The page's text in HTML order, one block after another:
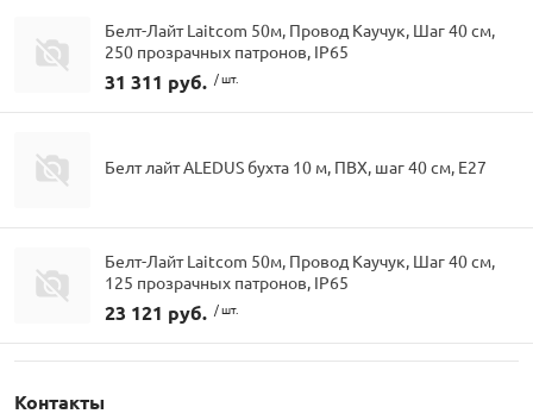
Белт-Лайт Laitcom 50м, Провод Каучук, Шаг 40 см,
250 прозрачных патронов, IP65
31 311 руб. / шт.
Белт лайт ALEDUS бухта 10 м, ПВХ, шаг 40 см, Е27
Белт-Лайт Laitcom 50м, Провод Каучук, Шаг 40 см,
125 прозрачных патронов, IP65
23 121 руб. / шт.
Контакты